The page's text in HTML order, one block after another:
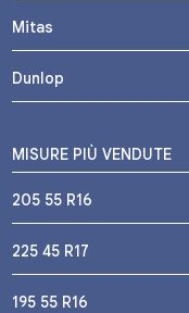
Mitas
Dunlop
MISURE PIÙ VENDUTE
205 55 R16
225 45 R17
195 55 R16